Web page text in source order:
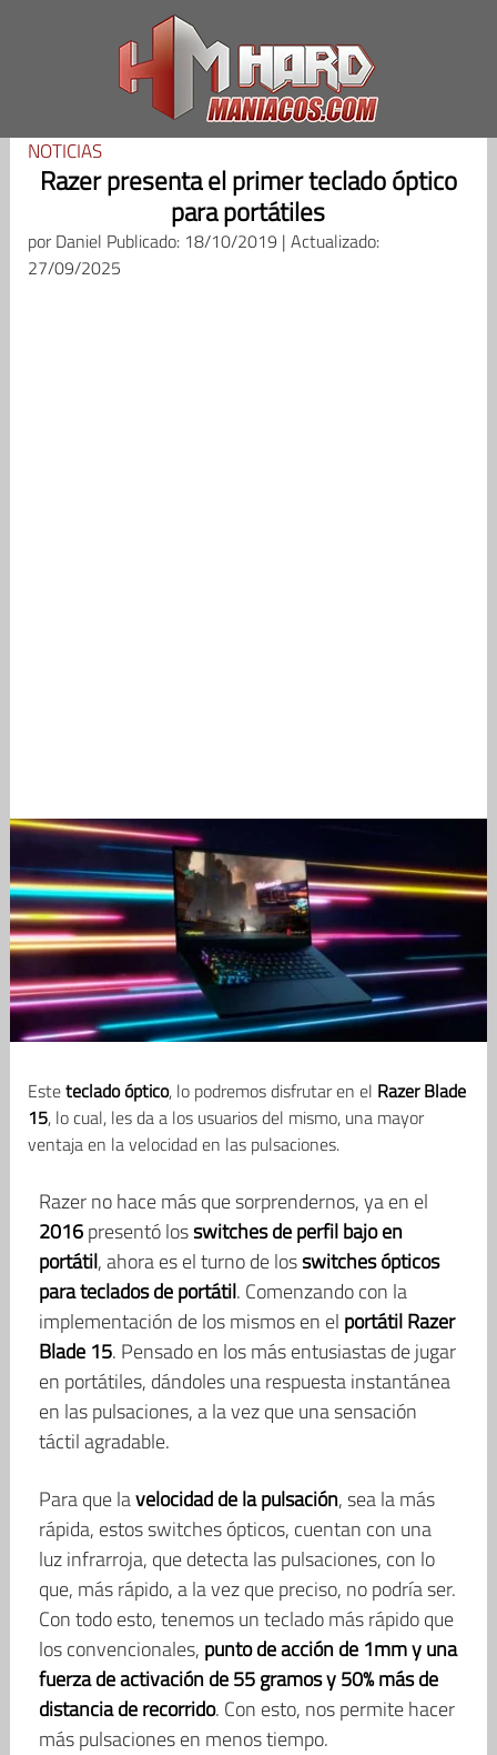
NOTICIAS
Razer presenta el primer teclado óptico
para portátiles
porDaniel Publicado: 18/10/2019 | Actualizado:
27/09/2025
Esteteclado óptico, lo podremos disfrutar en el Razer Blade
15, lo cual, les da a los usuarios del mismo, una mayor
ventaja en la velocidad en las pulsaciones.
Razer no hace más que sorprendernos, ya en el
2016presentó losswitches de perfil bajo en
portátil, ahora es el turno de losswitches ópticos
para teclados de portátil. Comenzando con la
implementación de los mismos en el portátil Razer
Blade 15. Pensado en los más entusiastas de jugar
en portátiles, dándoles una respuesta instantánea
en las pulsaciones, a la vez que una sensación
táctil agradable.
Para que lavelocidad de la pulsación, sea la más
rápida, estos switches ópticos, cuentan con una
luz infrarroja, que detecta las pulsaciones, con lo
que, más rápido, a la vez que preciso, no podría ser.
Con todo esto, tenemos un teclado más rápido que
los convencionales, punto de acción de 1mm y una
fuerza de activación de 55 gramos y 50% más de
distancia de recorrido. Con esto, nos permite hacer
más pulsaciones en menos tiempo.